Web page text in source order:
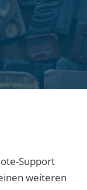
Support
weiteren